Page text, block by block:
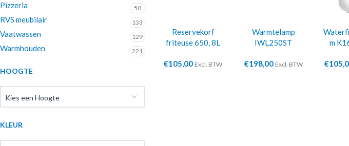
Pizzeria 50
RVS meubilair 133
Vaatwassen 129
Warmhouden 221
HOOGTE
Kies een Hoogte
KLEUR
Reservekorf
friteuse 650, 8L
€105,00 Excl. BTW
Warmtelamp
IWL250ST
€198,00 Excl. BTW
m
€